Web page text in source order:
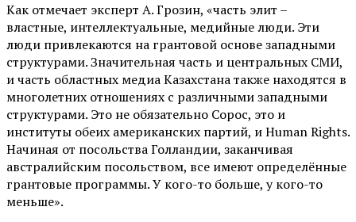
Как отмечает эксперт А. Грозин, «часть элит –
властные, интеллектуальные, медийные люди. Эти
люди привлекаются на грантовой основе западными
структурами. Значительная часть и центральных СМИ,
и часть областных медиа Казахстана также находятся в
многолетних отношениях с различными западными
структурами. Это не обязательно Сорос, это и
институты обеих американских партий, и Human Rights.
Начиная от посольства Голландии, заканчивая
австралийским посольством, все имеют определённые
грантовые программы. У кого-то больше, у кого-то
меньше».